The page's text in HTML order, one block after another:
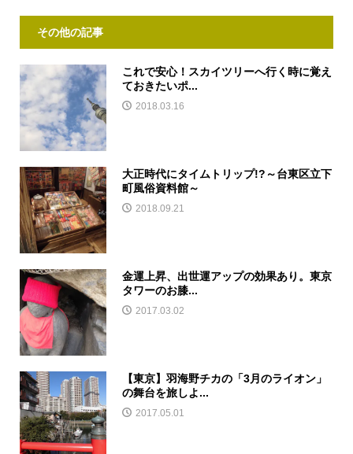
その他の記事
これで安心！スカイツリーへ行く時に覚え
ておきたいポ...
2018.03.16
大正時代にタイムトリップ!?～台東区立下
町風俗資料館～
2018.09.21
金運上昇、出世運アップの効果あり。東京
タワーのお膝...
2017.03.02
【東京】羽海野チカの「3月のライオン」
の舞台を旅しよ...
2017.05.01